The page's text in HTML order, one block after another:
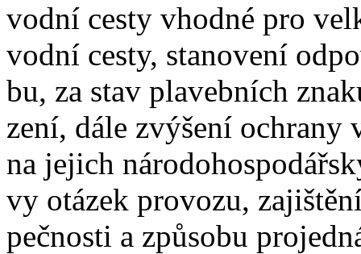
vodní cesty vhodné pro
vodní cesty, stanovení
bu, za stav plavebních
zení, dále zvýšení ochrany
na jejich
vy otázek provozu,
pečnosti a způsobu